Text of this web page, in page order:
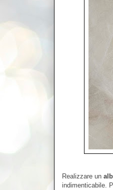
Realizzare un
indimenticabile.